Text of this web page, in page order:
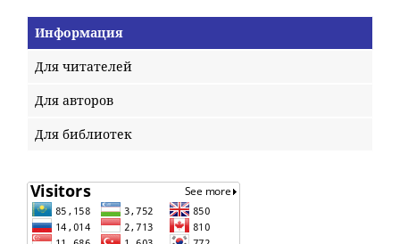
Информация
Для читателей
Для авторов
Для библиотек